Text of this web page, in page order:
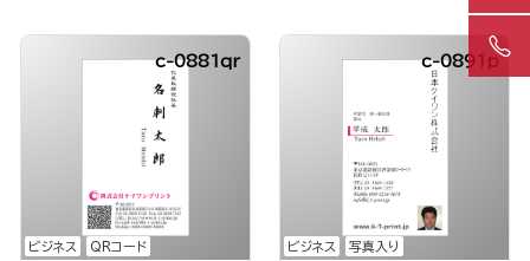
ビジネス QRコード
c-0881qr
ビジネス 写真入り
c-0891p